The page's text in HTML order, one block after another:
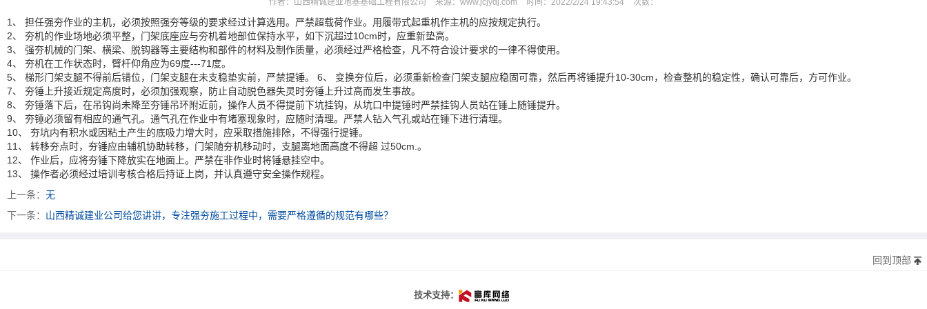
1、 担任强夯作业的主机，必须按照强夯等级的要求经过计算选用。严禁超载荷作业。用履带式起重机作主机的应按规定执行。
2、 夯机的作业场地必须平整，门架底座应与夯机着地部位保持水平，如下沉超过10cm时，应重新垫高。
3、 强夯机械的门架、横梁、脱钩器等主要结构和部件的材料及制作质量，必须经过严格检查，凡不符合设计要求的一律不得使用。
4、 夯机在工作状态时，臂杆仰角应为69度---71度。
5、 梯形门架支腿不得前后错位，门架支腿在未支稳垫实前，严禁提锤。 6、 变换夯位后，必须重新检查门架支腿应稳固可靠，然后再将锤提升10-30cm，检查整机的稳定性，确认可靠后，方可作业。
7、 夯锤上升接近规定高度时，必须加强观察，防止自动脱色器失灵时夯锤上升过高而发生事故。
8、 夯锤落下后，在吊钩尚未降至夯锤吊环附近前，操作人员不得提前下坑挂钩，从坑口中提锤时严禁挂钩人员站在锤上随锤提升。
9、 夯锤必须留有相应的通气孔。通气孔在作业中有堵塞现象时，应随时清理。严禁人钻入气孔或站在锤下进行清理。
10、 夯坑内有积水或因粘土产生的底吸力增大时，应采取措施排除，不得强行提锤。
11、 转移夯点时，夯锤应由辅机协助转移，门架随夯机移动时，支腿离地面高度不得超 过50cm.。
12、 作业后，应将夯锤下降放实在地面上。严禁在非作业时将锤悬挂空中。
13、 操作者必须经过培训考核合格后持证上岗，并认真遵守安全操作规程。
上一条： 无
下一条： 山西精诚建业公司给您讲讲，专注强夯施工过程中，需要严格遵循的规范有哪些？
回到顶部
技术支持：